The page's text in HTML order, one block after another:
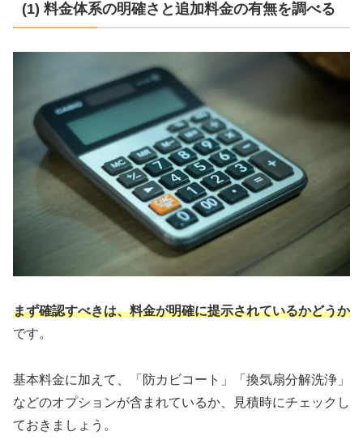
(1) 料金体系の明確さと追加料金の有無を調べる
まず確認すべきは、料金が明確に提示されているかどうか
です。
基本料金に加えて、「防カビコート」「換気扇分解洗浄」
などのオプションが含まれているか、見積時にチェックし
ておきましょう。